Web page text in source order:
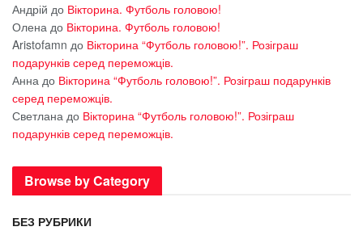
Андрій до Вікторина. Футболь головою!
Олена до Вікторина. Футболь головою!
Aristofamn до Вікторина “Футболь головою!”. Розіграш
подарунків серед переможців.
Анна до Вікторина “Футболь головою!”. Розіграш подарунків
серед переможців.
Светлана до Вікторина “Футболь головою!”. Розіграш
подарунків серед переможців.
Browse by Category
БЕЗ РУБРИКИ